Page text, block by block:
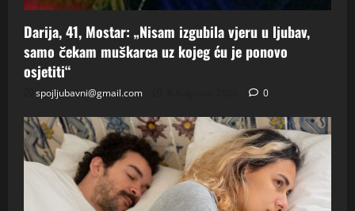
Darija, 41, Mostar: „Nisam izgubila vjeru u ljubav,
samo čekam muškarca uz kojeg ću je ponovo
osjetiti“
spojljubavni@gmail.com 0